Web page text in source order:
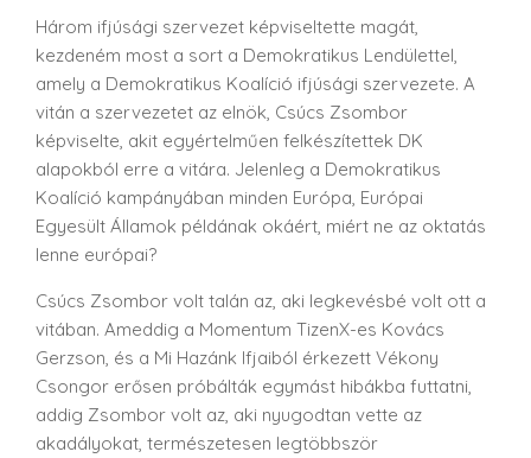
Három ifjúsági szervezet képviseltette magát,
kezdeném most a sort a Demokratikus Lendülettel,
amely a Demokratikus Koalíció ifjúsági szervezete. A
vitán a szervezetet az elnök, Csúcs Zsombor
képviselte, akit egyértelműen felkészítettek DK
alapokból erre a vitára. Jelenleg a Demokratikus
Koalíció kampányában minden Európa, Európai
Egyesült Államok példának okáért, miért ne az oktatás
lenne európai?
Csúcs Zsombor volt talán az, aki legkevésbé volt ott a
vitában. Ameddig a Momentum TizenX-es Kovács
Gerzson, és a Mi Hazánk Ifjaiból érkezett Vékony
Csongor erősen próbálták egymást hibákba futtatni,
addig Zsombor volt az, aki nyugodtan vette az
akadályokat, természetesen legtöbbször